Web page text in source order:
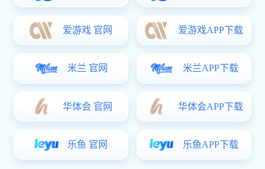
IPD-A系列 可编程线性直流电源
电压：10V/16V/36V/48V/60V/120V/200V/250V/300V/400V/500V
多种电压等级
●电流：0-30A多种电流等级
功率：360W
●接口：RS232和RS485接口